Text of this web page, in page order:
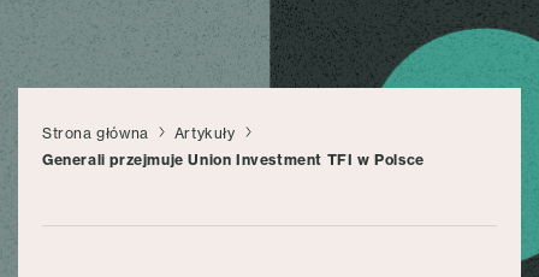
Strona główna
Artykuły
Generali przejmuje Union Investment TFI w Polsce